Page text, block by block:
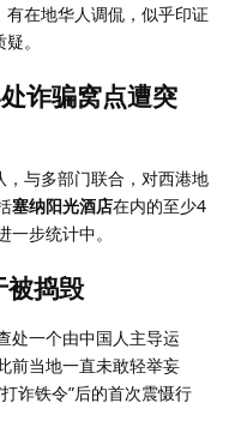
有在地华人调侃，似乎印证
。
诈骗窝点遭突
与多部门联合，对西港地
塞纳阳光酒店在内的至少4
步统计中。
被捣毁
处一个由中国人主导运
前当地一直未敢轻举妄
诈铁令”后的首次震慑行